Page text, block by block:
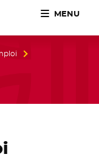
Méditerranée
MENU